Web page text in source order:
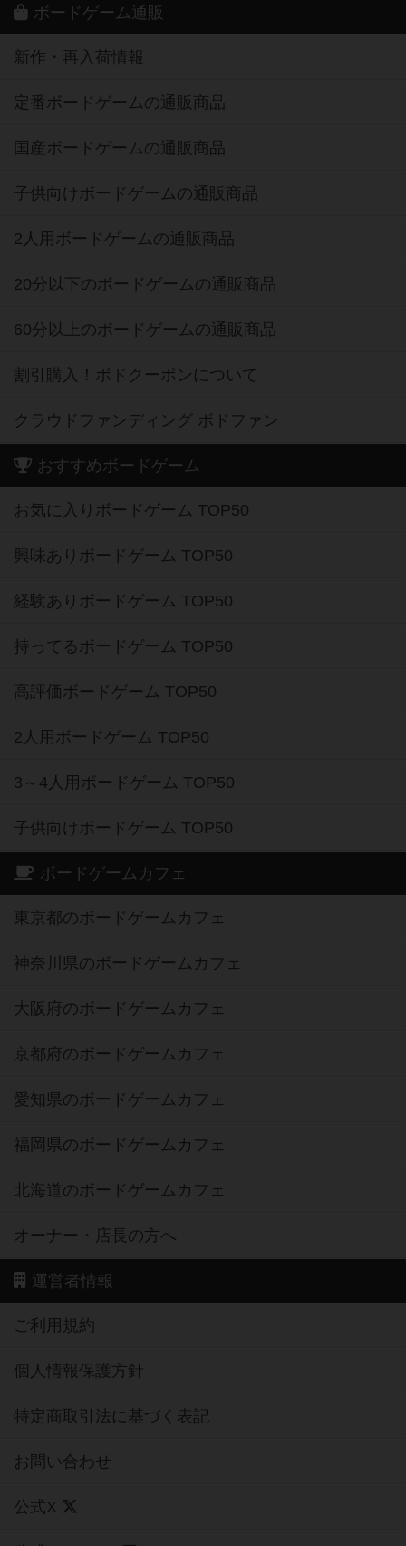
ボードゲーム通販
新作・再入荷情報
定番ボードゲームの通販商品
国産ボードゲームの通販商品
子供向けボードゲームの通販商品
2人用ボードゲームの通販商品
20分以下のボードゲームの通販商品
60分以上のボードゲームの通販商品
割引購入！ボドクーポンについて
クラウドファンディング ボドファン
おすすめボードゲーム
お気に入りボードゲーム TOP50
興味ありボードゲーム TOP50
経験ありボードゲーム TOP50
持ってるボードゲーム TOP50
高評価ボードゲーム TOP50
2人用ボードゲーム TOP50
3～4人用ボードゲーム TOP50
子供向けボードゲーム TOP50
ボードゲームカフェ
東京都のボードゲームカフェ
神奈川県のボードゲームカフェ
大阪府のボードゲームカフェ
京都府のボードゲームカフェ
愛知県のボードゲームカフェ
福岡県のボードゲームカフェ
北海道のボードゲームカフェ
オーナー・店長の方へ
運営者情報
ご利用規約
個人情報保護方針
特定商取引法に基づく表記
お問い合わせ
公式X